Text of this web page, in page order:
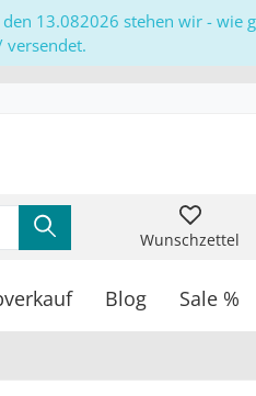
13.082026 stehen wir - wie
versendet.
Wunschzettel
Blog Sale %